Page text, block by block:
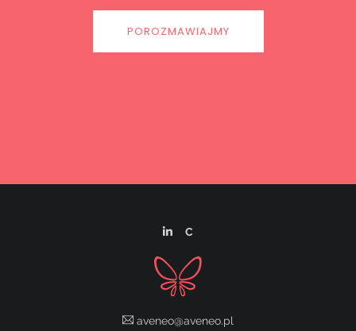
POROZMAWIAJMY
aveneo@aveneo.pl
C